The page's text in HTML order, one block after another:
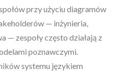
przy użyciu diagramów
— inżynieria,
— zespoły często działają z
poznawczymi.
systemu językiem